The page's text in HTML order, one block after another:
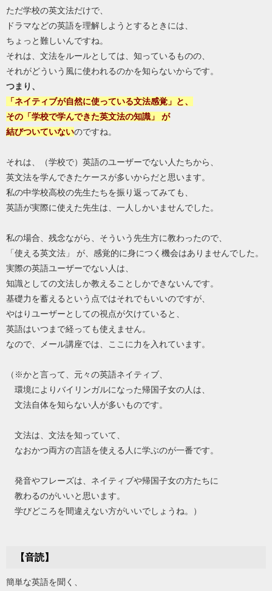
ただ学校の英文法だけで、
ドラマなどの英語を理解しようとするときには、
ちょっと難しいんですね。
それは、文法をルールとしては、知っているものの、
それがどういう風に使われるのかを知らないからです。
つまり、
「ネイティブが自然に使っている文法感覚」と、
その「学校で学んできた英文法の知識」 が
結びついていないのですね。
それは、（学校で）英語のユーザーでない人たちから、
英文法を学んできたケースが多いからだと思います。
私の中学校高校の先生たちを振り返ってみても、
英語が実際に使えた先生は、一人しかいませんでした。
私の場合、残念ながら、そういう先生方に教わったので、
「使える英文法」 が、感覚的に身につく機会はありませんでした。
実際の英語ユーザーでない人は、
知識としての文法しか教えることしかできないんです。
基礎力を蓄えるという点ではそれでもいいのですが、
やはりユーザーとしての視点が欠けていると、
英語はいつまで経っても使えません。
なので、メール講座では、ここに力を入れています。
（※かと言って、元々の英語ネイティブ、
環境によりバイリンガルになった帰国子女の人は、
文法自体を知らない人が多いものです。
文法は、文法を知っていて、
なおかつ両方の言語を使える人に学ぶのが一番です。
発音やフレーズは、ネイティブや帰国子女の方たちに
教わるのがいいと思います。
学びどころを間違えない方がいいでしょうね。）
【音読】
簡単な英語を聞く、